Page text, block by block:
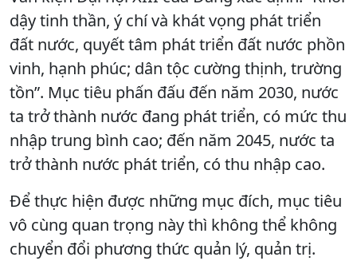
dậy tinh thần, ý chí và khát vọng phát triển
đất nước, quyết tâm phát triển đất nước phồn
vinh, hạnh phúc; dân tộc cường thịnh, trường
tồn”. Mục tiêu phấn đấu đến năm 2030, nước
ta trở thành nước đang phát triển, có mức thu
nhập trung bình cao; đến năm 2045, nước ta
trở thành nước phát triển, có thu nhập cao.
Để thực hiện được những mục đích, mục tiêu
vô cùng quan trọng này thì không thể không
chuyển đổi phương thức quản lý, quản trị.